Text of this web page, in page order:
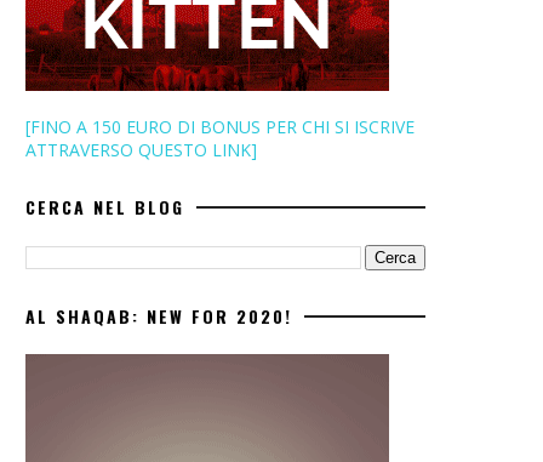
[FINO A 150 EURO DI BONUS PER CHI SI ISCRIVE
ATTRAVERSO QUESTO LINK]
CERCA NEL BLOG
AL SHAQAB: NEW FOR 2020!